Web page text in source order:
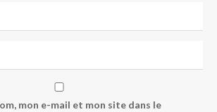
mon e-mail et mon site dans le